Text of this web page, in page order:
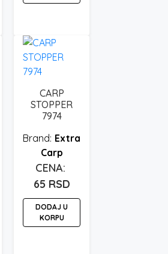
CARP
STOPPER
7974
Extra
Carp
65 RSD
DODAJ U
KORPU